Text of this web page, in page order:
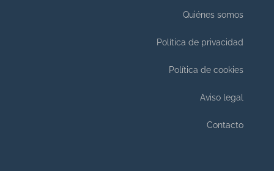
Quiénes somos
Política de privacidad
Política de cookies
Aviso legal
Contacto